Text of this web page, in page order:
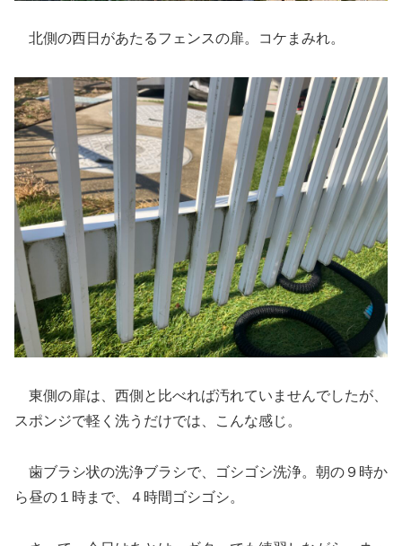
北側の西日があたるフェンスの扉。コケまみれ。
東側の扉は、西側と比べれば汚れていませんでしたが、
スポンジで軽く洗うだけでは、こんな感じ。
歯ブラシ状の洗浄ブラシで、ゴシゴシ洗浄。朝の９時か
ら昼の１時まで、４時間ゴシゴシ。